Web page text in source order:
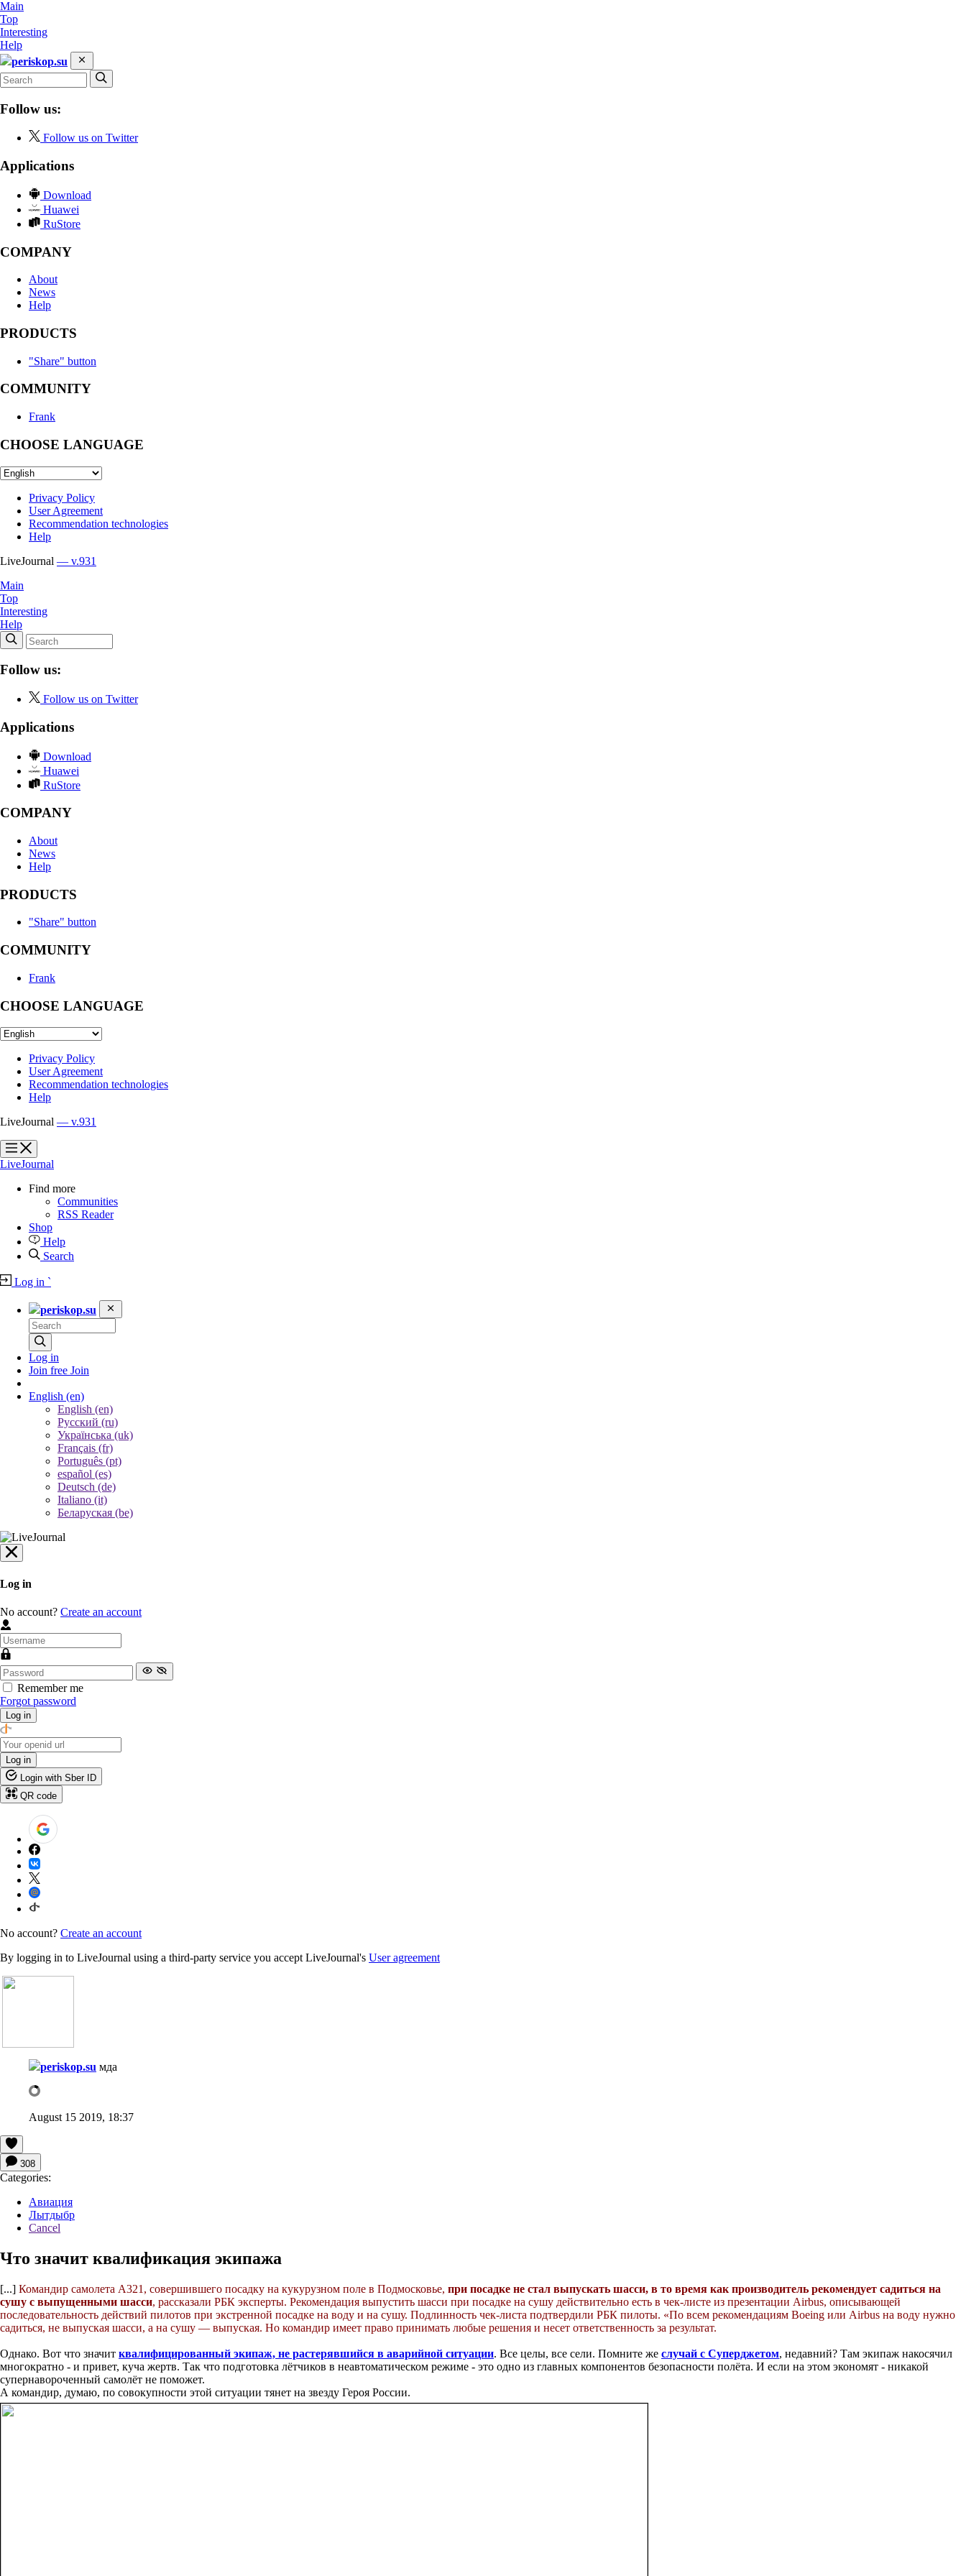
Main
Top
Interesting
Help
periskop.su
Follow us:
Follow us on Twitter
Applications
Download
Huawei
RuStore
COMPANY
About
News
Help
PRODUCTS
"Share" button
COMMUNITY
Frank
CHOOSE LANGUAGE
Privacy Policy
User Agreement
Recommendation technologies
Help
LiveJournal — v.931
Main
Top
Interesting
Help
Follow us:
Follow us on Twitter
Applications
Download
Huawei
RuStore
COMPANY
About
News
Help
PRODUCTS
"Share" button
COMMUNITY
Frank
CHOOSE LANGUAGE
Privacy Policy
User Agreement
Recommendation technologies
Help
LiveJournal — v.931
?
?
LiveJournal
Find more
Communities
RSS Reader
Shop
Help
Search
Log in `
periskop.su
Log in
Join free Join
English (en)
English (en)
Русский (ru)
Українська (uk)
Français (fr)
Português (pt)
español (es)
Deutsch (de)
Italiano (it)
Беларуская (be)
Log in
No account? Create an account
Remember me
Forgot password
Log in
Log in
Login with Sber ID
QR code
No account? Create an account
By logging in to LiveJournal using a third-party service you accept LiveJournal's User agreement
periskop.su мда
August 15 2019, 18:37
308
Categories:
Авиация
Лытдыбр
Cancel
Что значит квалификация экипажа
[...] Командир самолета А321, совершившего посадку на кукурузном поле в Подмосковье, при посадке не стал выпускать шасси, в то время как производитель рекомендует садиться на
сушу с выпущенными шасси, рассказали РБК эксперты. Рекомендация выпустить шасси при посадке на сушу действительно есть в чек-листе из презентации Airbus, описывающей
последовательность действий пилотов при экстренной посадке на воду и на сушу. Подлинность чек-листа подтвердили РБК пилоты. «По всем рекомендациям Boeing или Airbus на воду нужно
садиться, не выпуская шасси, а на сушу — выпуская. Но командир имеет право принимать любые решения и несет ответственность за результат.
Однако. Вот что значит квалифицированный экипаж, не растерявшийся в аварийной ситуации. Все целы, все сели. Помните же случай с Суперджетом, недавний? Там экипаж накосячил
многократно - и привет, куча жертв. Так что подготовка лётчиков в неавтоматическом режиме - это одно из главных компонентов безопасности полёта. И если на этом экономят - никакой
супернавороченный самолёт не поможет.
А командир, думаю, по совокупности этой ситуации тянет на звезду Героя России.